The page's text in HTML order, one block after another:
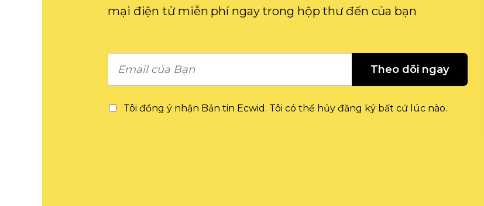
mại điện tử miễn phí ngay trong hộp thư đến của bạn
Theo dõi ngay
Tôi đồng ý nhận Bản tin Ecwid. Tôi có thể hủy đăng ký bất cứ lúc nào.